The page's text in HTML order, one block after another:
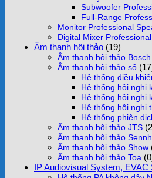
Subwoofer
Full-Range
Monitor Professional
Digital Mixer Professional
Âm thanh hội thảo (19)
Âm thanh hội thảo Bosch
Âm thanh hội thảo số
Hệ thống điều
Hệ thống hội nghị
Hệ thống hội nghị
Hệ thống hội nghị
Hệ thống phiên
Âm thanh hội thảo JTS
Âm thanh hội thảo
Âm thanh hội thảo Show
Âm thanh hội thảo Toa
IP Audiovisual System, EVAC